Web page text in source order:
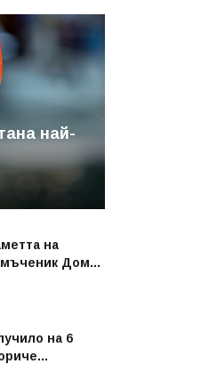
най-
на
Дом...
на 6